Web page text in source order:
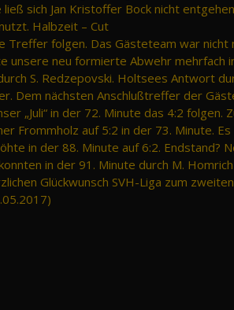
sich Jan Kristoffer Bock nicht
Halbzeit – Cut
Treffer folgen. Das Gästeteam war nicht
unsere neu formierte Abwehr mehrfach
S. Redzepovski. Holtsees Antwort
Dem nächsten Anschlußtreffer der
„Juli“ in der 72. Minute das 4:2 folgen.
Frommholz auf 5:2 in der 73. Minute. Es
in der 88. Minute auf 6:2. Endstand?
in der 91. Minute durch M. Homrich
Glückwunsch SVH-Liga zum